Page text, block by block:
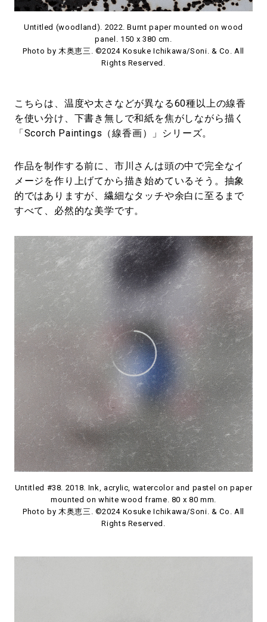
Untitled (woodland). 2022. Burnt paper mounted on wood
panel. 150 x 380 cm.
Photo by 木奥恵三. ©2024 Kosuke Ichikawa/Soni. & Co. All
Rights Reserved.
こちらは、温度や太さなどが異なる60種以上の線香
を使い分け、下書き無しで和紙を焦がしながら描く
「Scorch Paintings（線香画）」シリーズ。
作品を制作する前に、市川さんは頭の中で完全なイ
メージを作り上げてから描き始めているそう。抽象
的ではありますが、繊細なタッチや余白に至るまで
すべて、必然的な美学です。
Untitled #38. 2018. Ink, acrylic, watercolor and pastel on paper
mounted on white wood frame. 80 x 80 mm.
Photo by 木奥恵三. ©2024 Kosuke Ichikawa/Soni. & Co. All
Rights Reserved.